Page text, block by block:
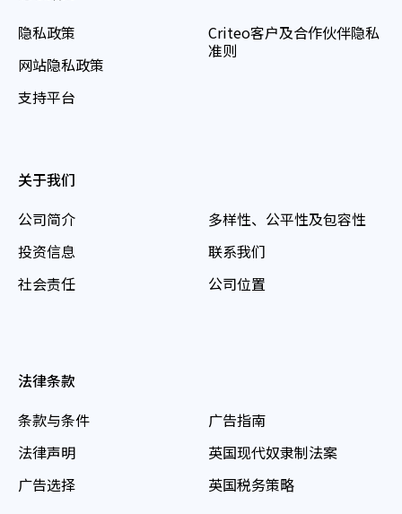
隐私政策
网站隐私政策
支持平台
Criteo客户及合作伙伴隐私
准则
关于我们
公司简介
投资信息
社会责任
多样性、公平性及包容性
联系我们
公司位置
法律条款
条款与条件
法律声明
广告选择
广告指南
英国现代奴隶制法案
英国税务策略